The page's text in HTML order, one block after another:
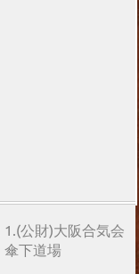
1.(公財)大阪合気会
傘下道場